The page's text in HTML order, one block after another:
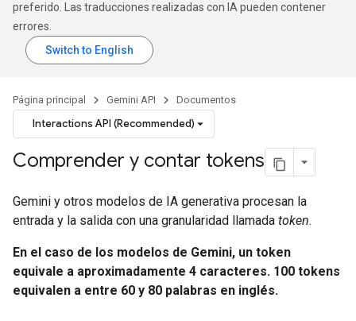
preferido. Las traducciones realizadas con IA pueden contener
errores.
Página principal Gemini API Documentos
Interactions API (Recommended)
Comprender y contar tokens
Gemini y otros modelos de IA generativa procesan la
entrada y la salida con una granularidad llamada token.
En el caso de los modelos de Gemini, un token
equivale a aproximadamente 4 caracteres. 100 tokens
equivalen a entre 60 y 80 palabras en inglés.